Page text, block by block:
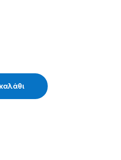
- 49.22.02.000